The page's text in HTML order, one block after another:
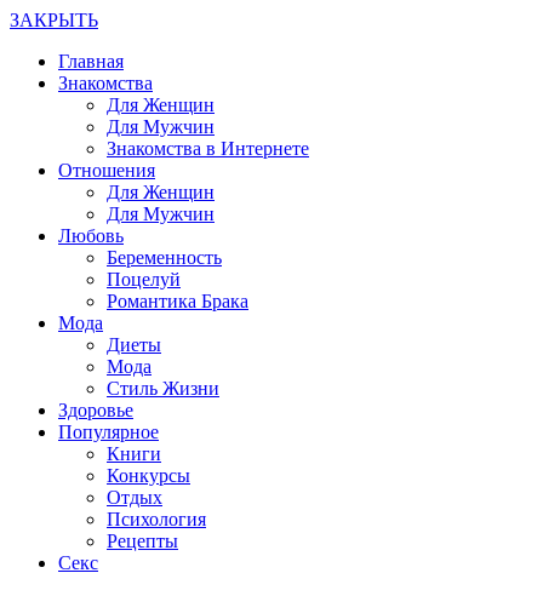
ЗАКРЫТЬ
Главная
Знакомства
Для Женщин
Для Мужчин
Знакомства в Интернете
Отношения
Для Женщин
Для Мужчин
Любовь
Беременность
Поцелуй
Романтика Брака
Мода
Диеты
Мода
Стиль Жизни
Здоровье
Популярное
Книги
Конкурсы
Отдых
Психология
Рецепты
Секс